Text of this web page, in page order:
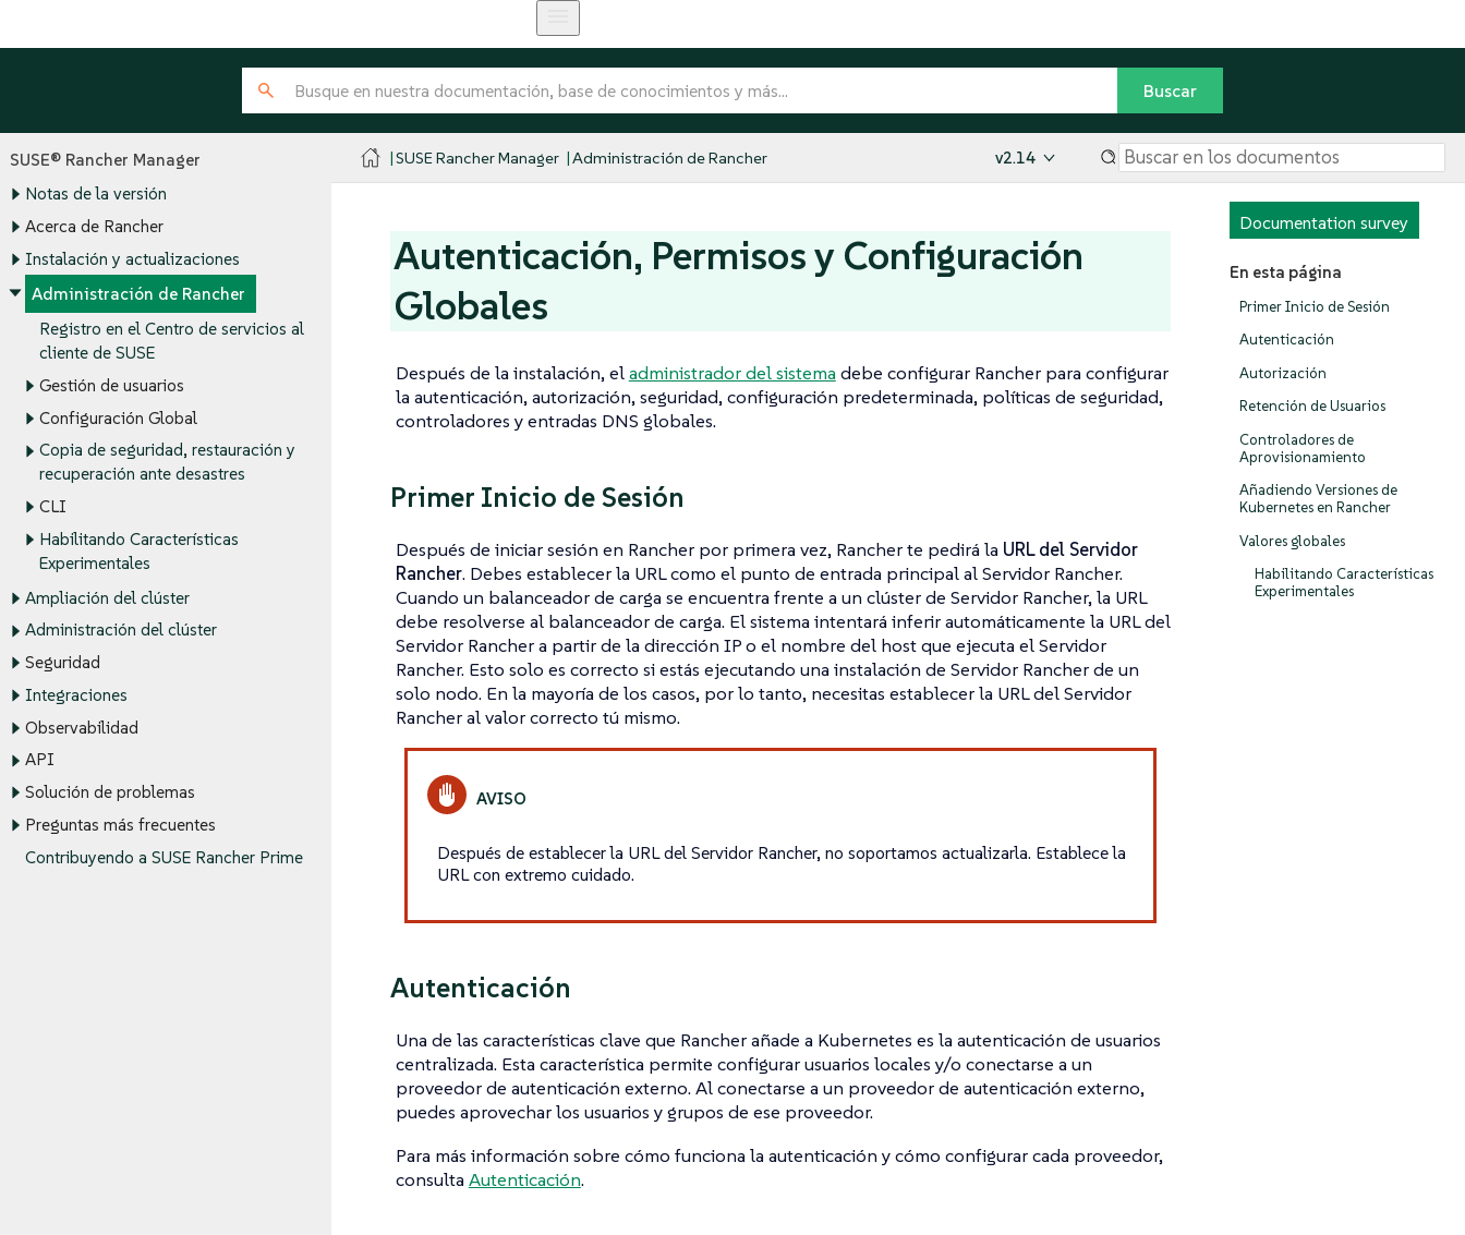
SUSE® Rancher Manager
Notas de la versión
Acerca de Rancher
Instalación y actualizaciones
Administración de Rancher
Registro en el Centro de servicios al
cliente de SUSE
Gestión de usuarios
Configuración Global
Copia de seguridad, restauración y
recuperación ante desastres
CLI
Habilitando Características
Experimentales
Ampliación del clúster
Administración del clúster
Seguridad
Integraciones
Observabilidad
API
Solución de problemas
Preguntas más frecuentes
Contribuyendo a SUSE Rancher Prime
SUSE Rancher Manager Administración de Rancher v2.14
Documentation survey
En esta página
Primer Inicio de Sesión
Autenticación
Autorización
Retención de Usuarios
Controladores de
Aprovisionamiento
Añadiendo Versiones de
Kubernetes en Rancher
Valores globales
Habilitando Características
Experimentales
Autenticación, Permisos y Configuración
Globales
Después de la instalación, eladministrador del sistema debe configurar Rancher para configurar
la autenticación, autorización, seguridad, configuración predeterminada, políticas de seguridad,
controladores y entradas DNS globales.
Primer Inicio de Sesión
Después de iniciar sesión en Rancher por primera vez, Rancher te pedirá la URL del Servidor
Rancher. Debes establecer la URL como el punto de entrada principal al Servidor Rancher.
Cuando un balanceador de carga se encuentra frente a un clúster de Servidor Rancher, la URL
debe resolverse al balanceador de carga. El sistema intentará inferir automáticamente la URL del
Servidor Rancher a partir de la dirección IP o el nombre del host que ejecuta el Servidor
Rancher. Esto solo es correcto si estás ejecutando una instalación de Servidor Rancher de un
solo nodo. En la mayoría de los casos, por lo tanto, necesitas establecer la URL del Servidor
Rancher al valor correcto tú mismo.
Después de establecer la URL del Servidor Rancher, no soportamos actualizarla. Establece la
URL con extremo cuidado.
Autenticación
Una de las características clave que Rancher añade a Kubernetes es la autenticación de usuarios
centralizada. Esta característica permite configurar usuarios locales y/o conectarse a un
proveedor de autenticación externo. Al conectarse a un proveedor de autenticación externo,
puedes aprovechar los usuarios y grupos de ese proveedor.
Para más información sobre cómo funciona la autenticación y cómo configurar cada proveedor,
consulta Autenticación.